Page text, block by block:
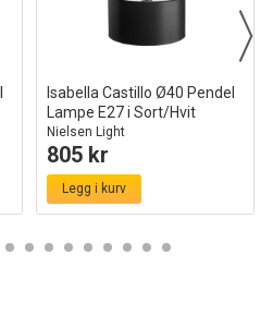
Isabella Castillo Ø40 Pendel
Lampe E27 i Sort/Hvit
Nielsen Light
805 kr
Legg i kurv